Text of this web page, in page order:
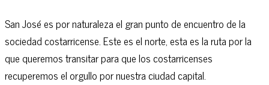
San José es por naturaleza el gran punto de encuentro de la
sociedad costarricense. Este es el norte, esta es la ruta por la
que queremos transitar para que los costarricenses
recuperemos el orgullo por nuestra ciudad capital.